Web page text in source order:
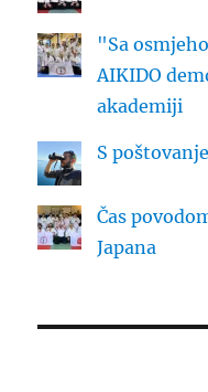
"Sa
AIKIDO
akademiji
S
Čas
Japana